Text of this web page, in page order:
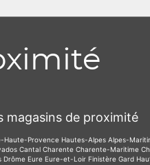
magasins de proximité
Haute-Provence Hautes-Alpes Alpes-
Cantal Charente Charente-Maritime
Drôme Eure Eure-et-Loir Finistère Gard